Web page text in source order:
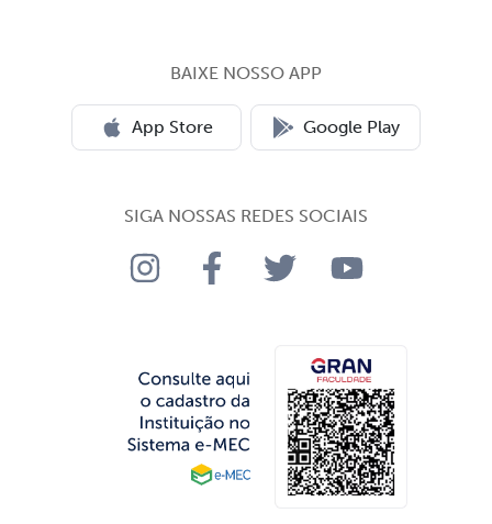
BAIXE NOSSO APP
App Store Google Play
SIGA NOSSAS REDES SOCIAIS